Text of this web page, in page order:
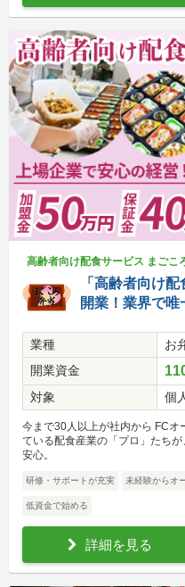
高齢者向け配食サービス まごこ
「高齢者向け
開業！業界で
業種
お
開業資金
対象 個
今まで30人以上が社内から FCオ
ている配食産業の「プロ」たち
安心。
研修・サポートが充実 未経験からオ
低資金で始める
詳細を見る